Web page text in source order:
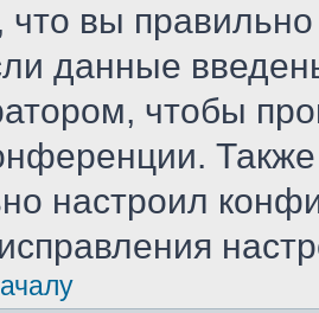
что вы
данные
чтобы
настроил